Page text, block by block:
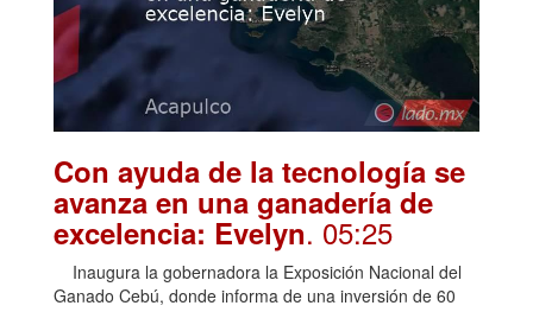
Con ayuda de la tecnología se
avanza en una ganadería de
excelencia: Evelyn. 05:25
Inaugura la gobernadora la Exposición Nacional del
Ganado Cebú, donde informa de una inversión de 60